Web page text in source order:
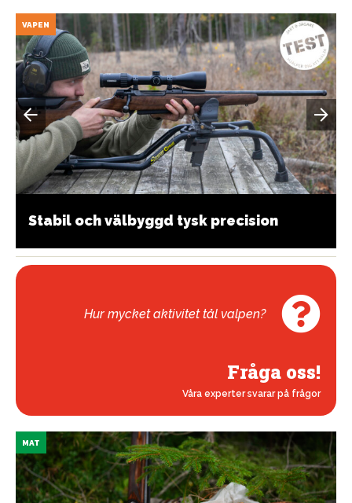
VAPEN
Stabil och välbyggd tysk precision
Hur mycket aktivitet tål valpen?
Fråga oss!
Våra experter svarar på frågor
MAT